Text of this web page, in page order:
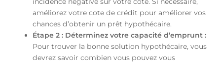
améliorez votre cote de crédit pour améliorer vos
chances d’obtenir un prêt hypothécaire.
Étape 2 : Déterminez votre capacité d’emprunt :
Pour trouver la bonne solution hypothécaire, vous
devrez savoir combien vous pouvez vous